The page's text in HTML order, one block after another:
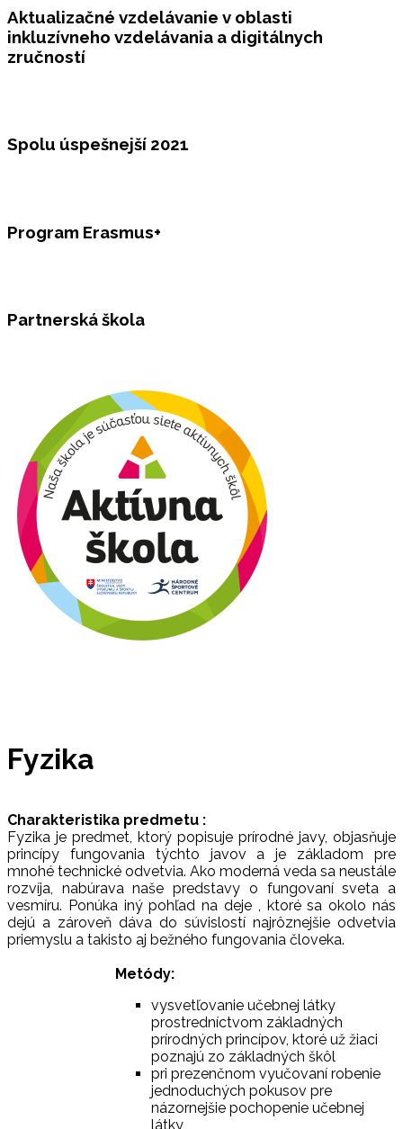
Aktualizačné vzdelávanie v oblasti
inkluzívneho vzdelávania a digitálnych
zručností
Spolu úspešnejší 2021
Program Erasmus+
Partnerská škola
Fyzika
Charakteristika predmetu :
Fyzika je predmet, ktorý popisuje prírodné javy, objasňuje
princípy fungovania týchto javov a je základom pre
mnohé technické odvetvia. Ako moderná veda sa neustále
rozvíja, nabúrava naše predstavy o fungovaní sveta a
vesmíru. Ponúka iný pohľad na deje , ktoré sa okolo nás
dejú a zároveň dáva do súvislostí najrôznejšie odvetvia
priemyslu a takisto aj bežného fungovania človeka.
Metódy:
vysvetľovanie učebnej látky
prostredníctvom základných
prírodných princípov, ktoré už žiaci
poznajú zo základných škôl
pri prezenčnom vyučovaní robenie
jednoduchých pokusov pre
názornejšie pochopenie učebnej
látky